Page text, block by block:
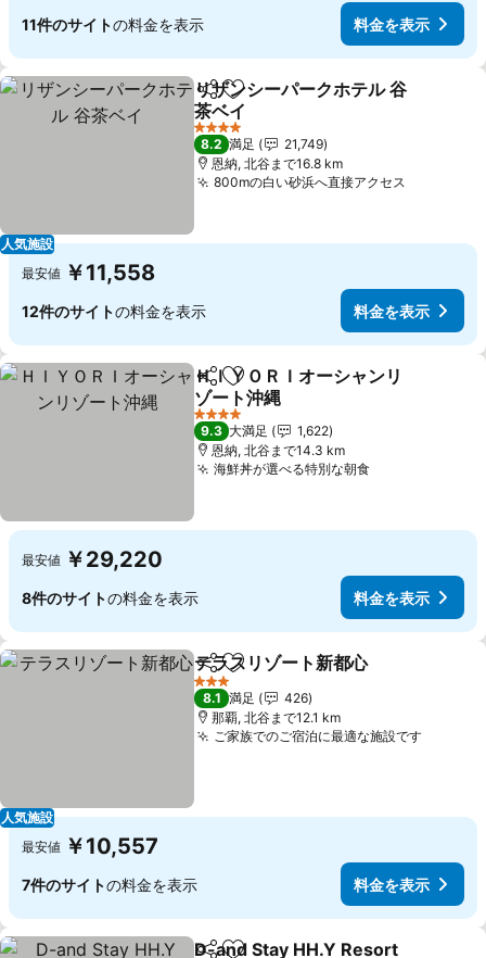
11件のサイトの料金を表示 料金を表示
人気施設
シェアお気に入りに追加
リザンシーパークホテル 谷
茶ベイ
料金を表示
4 ホテルのランク
8.2 満足
21,749
恩納, 北谷まで16.8 km
800mの白い砂浜へ直接アクセス
最安値 ￥11,558
12件のサイトの料金を表示 料金を表示
シェアお気に入りに追加
ＨＩＹＯＲＩオーシャンリ
ゾート沖縄
料金を表示
4 ホテルのランク
9.3 大満足
1,622
恩納, 北谷まで14.3 km
海鮮丼が選べる特別な朝食料金を表示
最安値 ￥29,220
8件のサイトの料金を表示 料金を表示
人気施設
シェアお気に入りに追加
テラスリゾート新都心
3 ホテルのランク
8.1 満足
426
那覇, 北谷まで12.1 km
ご家族でのご宿泊に最適な施設です料金を
最安値 ￥10,557
7件のサイトの料金を表示 料金を表示
D-and Stay HH.Y Resort